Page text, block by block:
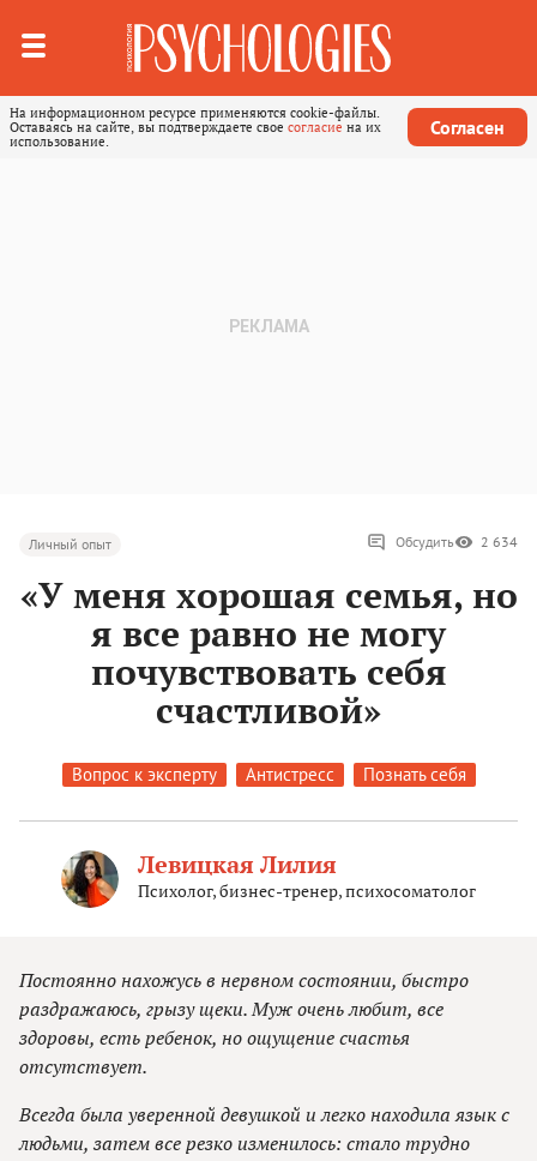
На информационном ресурсе применяются cookie-файлы.
Оставаясь на сайте, вы подтверждаете свое согласие на их
использование.
Согласен
Личный опыт Обсудить 2 634
«У меня хорошая семья, но
я все равно не могу
почувствовать себя
счастливой»
Вопрос к эксперту Антистресс Познать себя
Левицкая Лилия
Психолог, бизнес-тренер, психосоматолог
Постоянно нахожусь в нервном состоянии, быстро
раздражаюсь, грызу щеки. Муж очень любит, все
здоровы, есть ребенок, но ощущение счастья
отсутствует.
Всегда была уверенной девушкой и легко находила язык с
людьми, затем все резко изменилось: стало трудно